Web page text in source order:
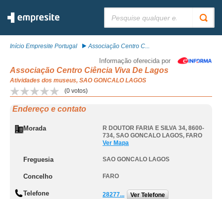
Início Empresite Portugal Associação Centro C...
Informação oferecida por
Associação Centro Ciência Viva De Lagos
Atividades dos museus, SAO GONCALO LAGOS
(0 votos)
Endereço e contato
Morada
R DOUTOR FARIA E SILVA 34, 8600-
734, SAO GONCALO LAGOS, FARO
Ver Mapa
Freguesia SAO GONCALO LAGOS
Concelho FARO
Telefone 28277... Ver Telefone